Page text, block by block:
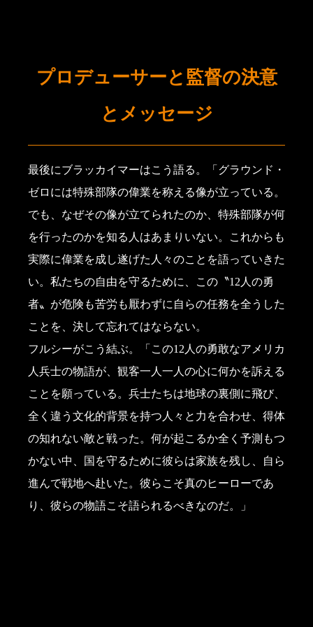
プロデューサーと監督の決意
とメッセージ
最後にブラッカイマーはこう語る。「グラウンド・
ゼロには特殊部隊の偉業を称える像が立っている。
でも、なぜその像が立てられたのか、特殊部隊が何
を行ったのかを知る人はあまりいない。これからも
実際に偉業を成し遂げた人々のことを語っていきた
い。私たちの自由を守るために、この〝12人の勇
者〟が危険も苦労も厭わずに自らの任務を全うした
ことを、決して忘れてはならない。
フルシーがこう結ぶ。「この12人の勇敢なアメリカ
人兵士の物語が、観客一人一人の心に何かを訴える
ことを願っている。兵士たちは地球の裏側に飛び、
全く違う文化的背景を持つ人々と力を合わせ、得体
の知れない敵と戦った。何が起こるか全く予測もつ
かない中、国を守るために彼らは家族を残し、自ら
進んで戦地へ赴いた。彼らこそ真のヒーローであ
り、彼らの物語こそ語られるべきなのだ。」